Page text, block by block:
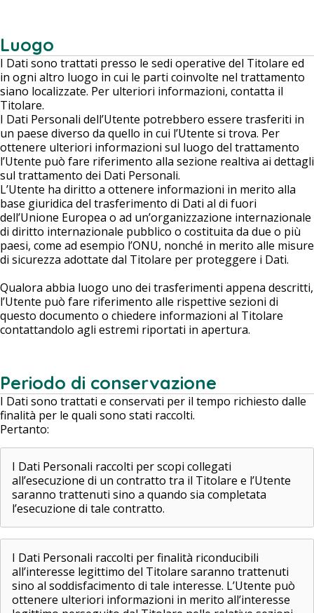
Luogo
I Dati sono trattati presso le sedi operative del Titolare ed
in ogni altro luogo in cui le parti coinvolte nel trattamento
siano localizzate. Per ulteriori informazioni, contatta il
Titolare.
I Dati Personali dell’Utente potrebbero essere trasferiti in
un paese diverso da quello in cui l’Utente si trova. Per
ottenere ulteriori informazioni sul luogo del trattamento
l’Utente può fare riferimento alla sezione realtiva ai dettagli
sul trattamento dei Dati Personali.
L’Utente ha diritto a ottenere informazioni in merito alla
base giuridica del trasferimento di Dati al di fuori
dell’Unione Europea o ad un’organizzazione internazionale
di diritto internazionale pubblico o costituita da due o più
paesi, come ad esempio l’ONU, nonché in merito alle misure
di sicurezza adottate dal Titolare per proteggere i Dati.
Qualora abbia luogo uno dei trasferimenti appena descritti,
l’Utente può fare riferimento alle rispettive sezioni di
questo documento o chiedere informazioni al Titolare
contattandolo agli estremi riportati in apertura.
Periodo di conservazione
I Dati sono trattati e conservati per il tempo richiesto dalle
finalità per le quali sono stati raccolti.
Pertanto:
I Dati Personali raccolti per scopi collegati
all’esecuzione di un contratto tra il Titolare e l’Utente
saranno trattenuti sino a quando sia completata
l’esecuzione di tale contratto.
I Dati Personali raccolti per finalità riconducibili
all’interesse legittimo del Titolare saranno trattenuti
sino al soddisfacimento di tale interesse. L’Utente può
ottenere ulteriori informazioni in merito all’interesse